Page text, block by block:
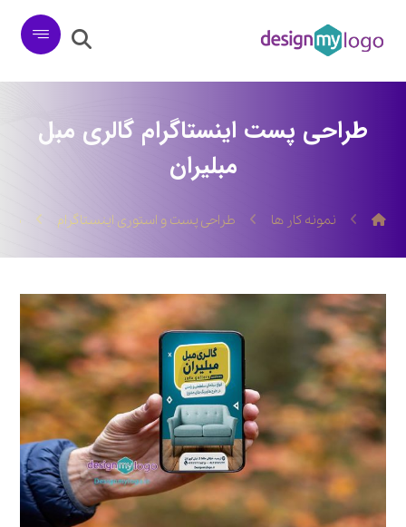
طراحی پست اینستاگرام گالری مبل
مبلیران
نمونه کار ها طراحی پست و استوری اینستاگرام